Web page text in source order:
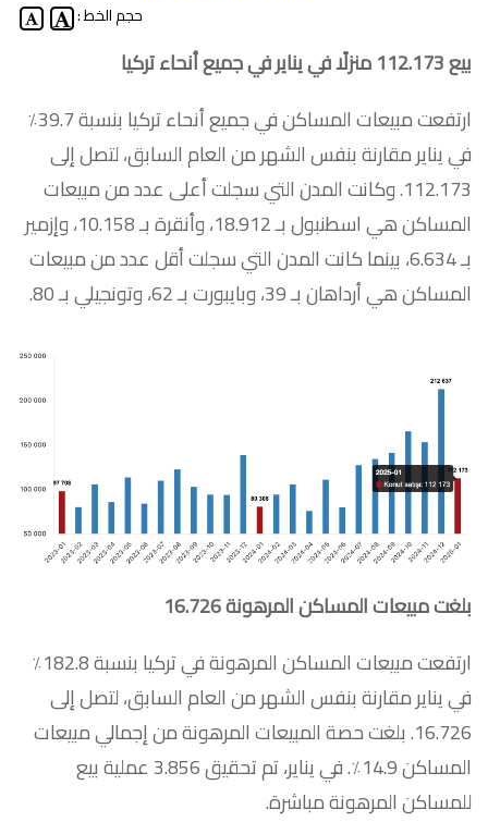
حجم الخط :
بيع 112.173 منزلًا في يناير في جميع أنحاء تركيا
ارتفعت مبيعات المساكن في جميع أنحاء تركيا بنسبة 39.7٪
في يناير مقارنة بنفس الشهر من العام السابق، لتصل إلى
112.173. وكانت المدن التي سجلت أعلى عدد من مبيعات
المساكن هي اسطنبول بـ 18.912، وأنقرة بـ 10.158، وإزمير
بـ 6.634، بينما كانت المدن التي سجلت أقل عدد من مبيعات
المساكن هي أرداهان بـ 39، وبايبورت بـ 62، وتونجيلي بـ 80.
بلغت مبيعات المساكن المرهونة 16.726
ارتفعت مبيعات المساكن المرهونة في تركيا بنسبة 182.8٪
في يناير مقارنة بنفس الشهر من العام السابق، لتصل إلى
16.726. بلغت حصة المبيعات المرهونة من إجمالي مبيعات
المساكن 14.9٪. في يناير، تم تحقيق 3.856 عملية بيع
للمساكن المرهونة مباشرة.